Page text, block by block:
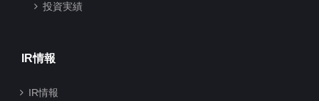
投資実績
IR情報
IR情報